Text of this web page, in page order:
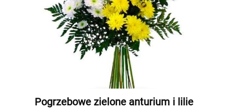
Pogrzebowe zielone anturium i lilie